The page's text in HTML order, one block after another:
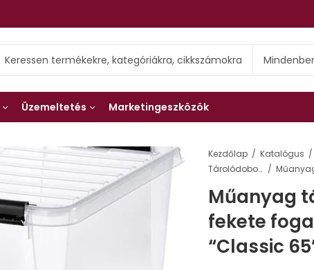
Üzemeltetés Marketingeszközök
Kezdőlap Katalógus
Tárolódobozok
Műanyag
fekete
“Classic